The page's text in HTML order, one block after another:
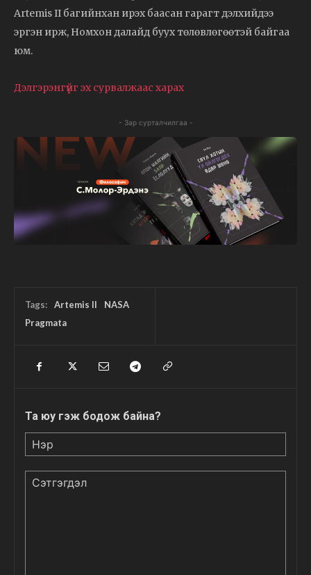
Artemis II багийнхан ирэх баасан гарагт дэлхийдээ
эргэн ирж, Номхон далайд буух төлөвлөгөөтэй байгаа
юм.
Дэлгэрэнгүйг эх сурвалжаас харах
- Зар сурталчилгаа -
Tags: Artemis II
NASA
Pragmata
Та юу гэж бодож байна?